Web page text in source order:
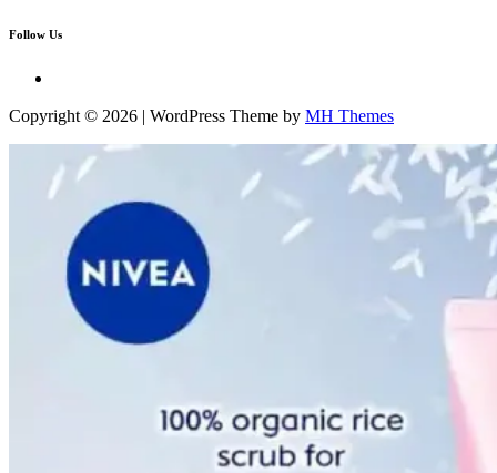
Follow Us
Copyright © 2026 | WordPress Theme by MH Themes